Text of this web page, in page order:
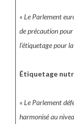
«Le Parlement
de précaution
l’étiquetage pour
Étiquetage
«Le Parlement
harmonisé au